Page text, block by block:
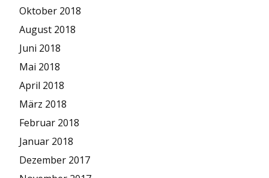
Oktober 2018
August 2018
Juni 2018
Mai 2018
April 2018
März 2018
Februar 2018
Januar 2018
Dezember 2017